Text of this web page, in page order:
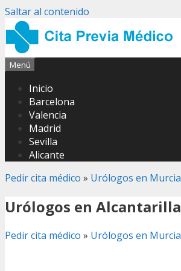
Saltar al contenido
Menú
Inicio
Barcelona
Valencia
Madrid
Sevilla
Alicante
Pedir cita médico » Urólogos en Murcia
Urólogos en Alcantarilla
Pedir cita médico » Urólogos en Murcia